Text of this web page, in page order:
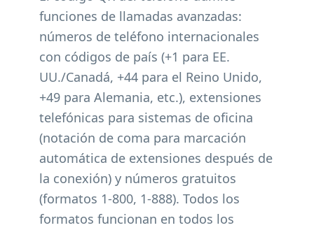
funciones de llamadas avanzadas:
números de teléfono internacionales
con códigos de país (+1 para EE.
UU./Canadá, +44 para el Reino Unido,
+49 para Alemania, etc.), extensiones
telefónicas para sistemas de oficina
(notación de coma para marcación
automática de extensiones después de
la conexión) y números gratuitos
(formatos 1-800, 1-888). Todos los
formatos funcionan en todos los